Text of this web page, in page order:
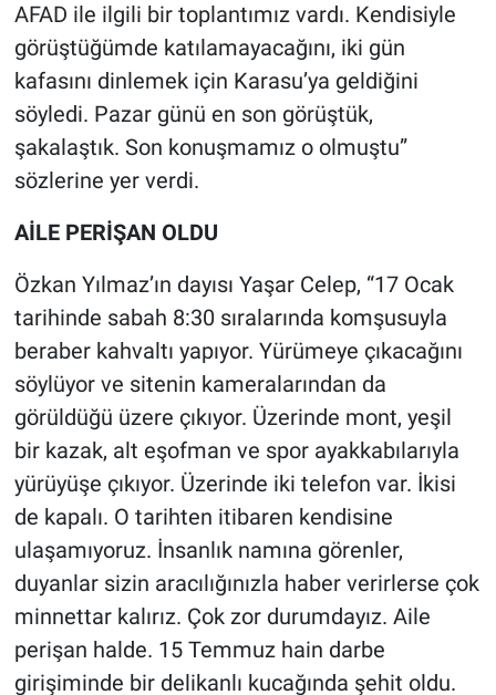
AFAD ile ilgili bir toplantımız vardı. Kendisiyle
görüştüğümde katılamayacağını, iki gün
kafasını dinlemek için Karasu’ya geldiğini
söyledi. Pazar günü en son görüştük,
şakalaştık. Son konuşmamız o olmuştu”
sözlerine yer verdi.
AİLE PERİŞAN OLDU
Özkan Yılmaz’ın dayısı Yaşar Celep, “17 Ocak
tarihinde sabah 8:30 sıralarında komşusuyla
beraber kahvaltı yapıyor. Yürümeye çıkacağını
söylüyor ve sitenin kameralarından da
görüldüğü üzere çıkıyor. Üzerinde mont, yeşil
bir kazak, alt eşofman ve spor ayakkabılarıyla
yürüyüşe çıkıyor. Üzerinde iki telefon var. İkisi
de kapalı. O tarihten itibaren kendisine
ulaşamıyoruz. İnsanlık namına görenler,
duyanlar sizin aracılığınızla haber verirlerse çok
minnettar kalırız. Çok zor durumdayız. Aile
perişan halde. 15 Temmuz hain darbe
girişiminde bir delikanlı kucağında şehit oldu.